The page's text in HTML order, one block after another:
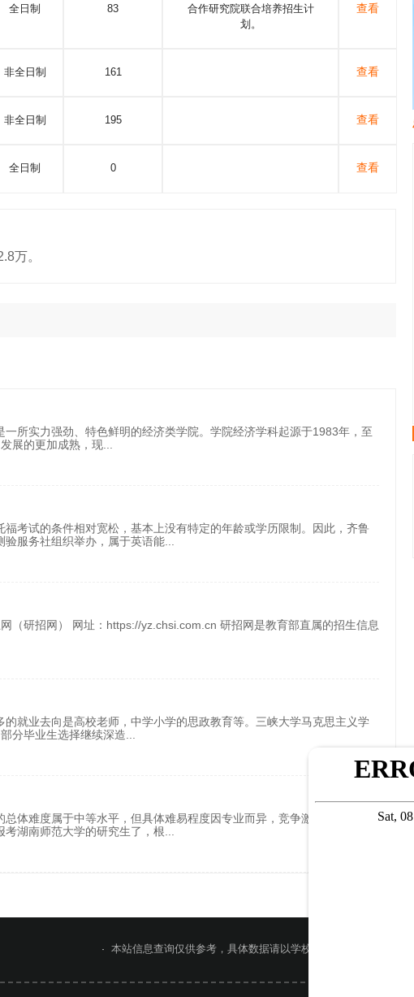
全日制 83
合作研究院联合培养招生计
划。
查看
非全日制 161 查看
非全日制 195 查看
全日制 0 查看
万。
所实力强劲、特色鲜明的经济类学院。学院经济学科起源于1983年，至
展的更加成熟，现
考试的条件相对宽松，基本上没有特定的年龄或学历限制。因此，齐鲁
验服务社组织举办，属于英语能
（研招网） 网址：https://yz.chsi.com.cn 研招网是教育部直属的招生信息
就业去向是高校老师，中学小学的思政教育等。三峡大学马克思主义学
分毕业生选择继续深造
体难度属于中等水平，但具体难易程度因专业而异，竞争激烈的专业录
湖南师范大学的研究生了，根
本站信息查询仅供参考，具体数据请以学校官网或考试院公布为准